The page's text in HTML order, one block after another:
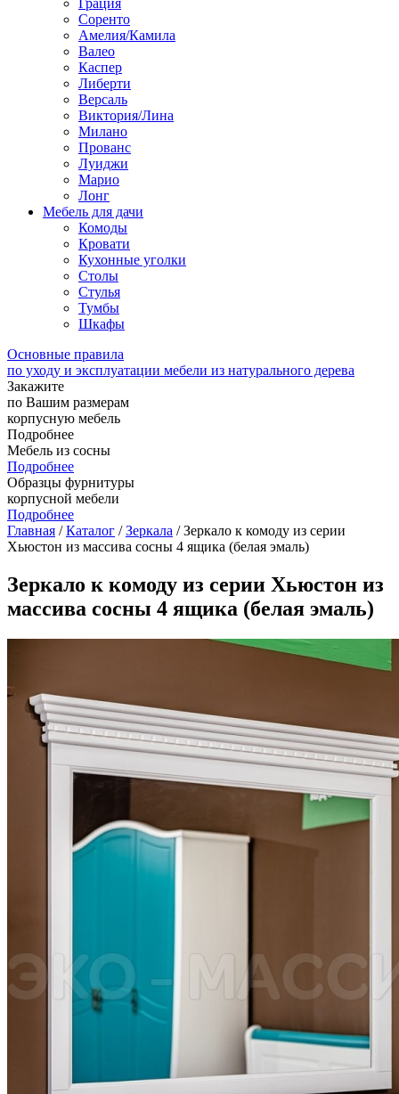
Грация
Соренто
Амелия/Камила
Валео
Каспер
Либерти
Версаль
Виктория/Лина
Милано
Прованс
Луиджи
Марио
Лонг
Мебель для дачи
Комоды
Кровати
Кухонные уголки
Столы
Стулья
Тумбы
Шкафы
Основные правила
по уходу и эксплуатации мебели из натурального дерева
Закажите
по Вашим размерам
корпусную мебель
Подробнее
Мебель из сосны
Подробнее
Образцы фурнитуры
корпусной мебели
Подробнее
Главная /Каталог /Зеркала / Зеркало к комоду из серии
Хьюстон из массива сосны 4 ящика (белая эмаль)
Зеркало к комоду из серии Хьюстон из
массива сосны 4 ящика (белая эмаль)